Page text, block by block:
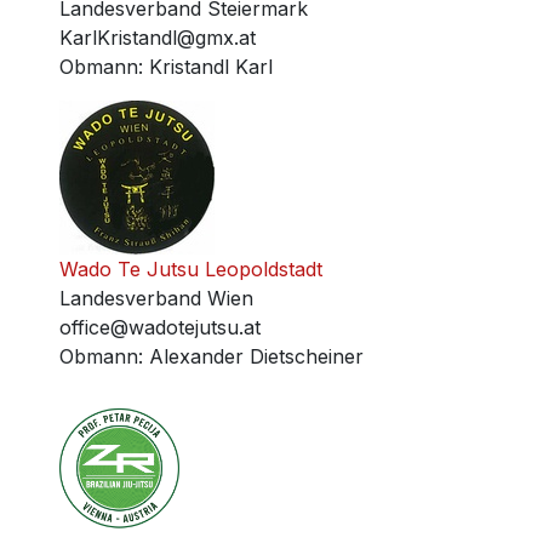
Landesverband Steiermark
KarlKristandl@gmx.at
Obmann: Kristandl Karl
Wado Te Jutsu Leopoldstadt
Landesverband Wien
office@wadotejutsu.at
Obmann: Alexander Dietscheiner